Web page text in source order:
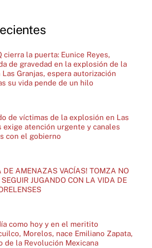
cierra la puerta: Eunice Reyes,
de gravedad en la explosión de la
Las Granjas, espera autorización
su vida pende de un hilo
de víctimas de la explosión en Las
exige atención urgente y canales
con el gobierno
DE AMENAZAS VACÍAS! TOMZA NO
SEGUIR JUGANDO CON LA VIDA DE
como hoy y en el meritito
Morelos, nace Emiliano Zapata,
de la Revolución Mexicana